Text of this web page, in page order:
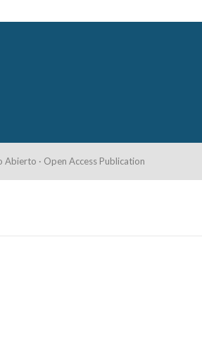
Abierto · Open Access Publication